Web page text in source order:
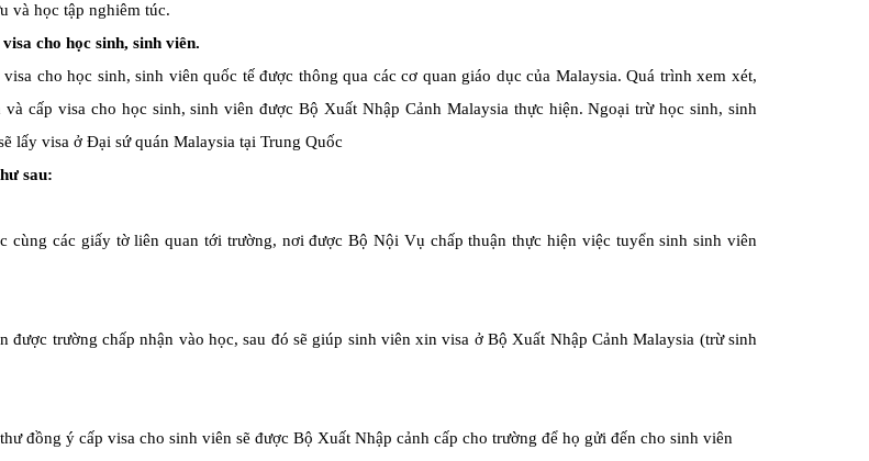
và học tập nghiêm túc.
cho học sinh, sinh viên.
cho học sinh, sinh viên quốc tế được thông qua các cơ quan giáo dục của Malaysia. Quá trình xem xét,
và cấp visa cho học sinh, sinh viên được Bộ Xuất Nhập Cảnh Malaysia thực hiện. Ngoại trừ học sinh, sinh
lấy visa ở Đại sứ quán Malaysia tại Trung Quốc
sau:
cùng các giấy tờ liên quan tới trường, nơi được Bộ Nội Vụ chấp thuận thực hiện việc tuyển sinh sinh viên
được trường chấp nhận vào học, sau đó sẽ giúp sinh viên xin visa ở Bộ Xuất Nhập Cảnh Malaysia (trừ sinh
đồng ý cấp visa cho sinh viên sẽ được Bộ Xuất Nhập cảnh cấp cho trường để họ gửi đến cho sinh viên